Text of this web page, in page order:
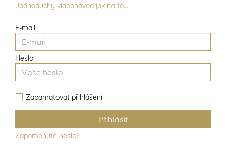
E-mail
Heslo
Zapamatovat přihlášení
Zapomenuté heslo?
Jednoduchý videonávod jak na to...